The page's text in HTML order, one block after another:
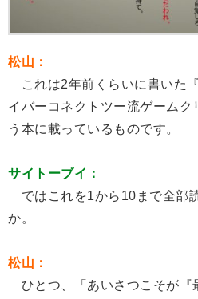
松山：
これは2年前くらいに書いた
イバーコネクトツー流ゲームク
う本に載っているものです。
サイトーブイ：
ではこれを1から10まで全部
か。
松山：
ひとつ、「あいさつこそが『